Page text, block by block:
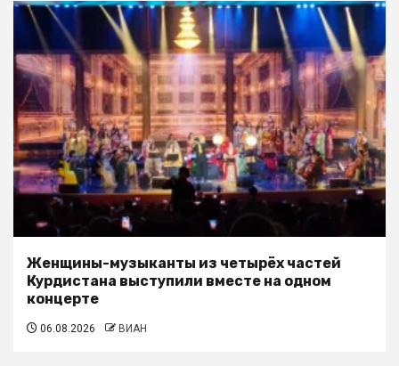
Женщины-музыканты из четырёх частей
Курдистана выступили вместе на одном
концерте
06.08.2026 ВИАН